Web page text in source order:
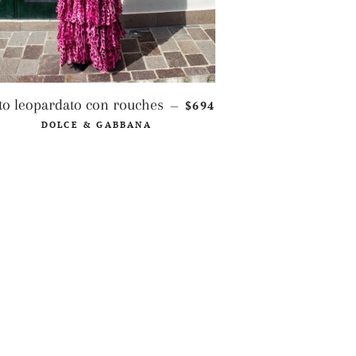
leopardato con rouches — PREZZO DI LISTINO
$694
DOLCE & GABBANA